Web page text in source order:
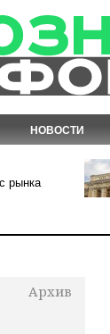
НОВОСТИ
рынка
Архив